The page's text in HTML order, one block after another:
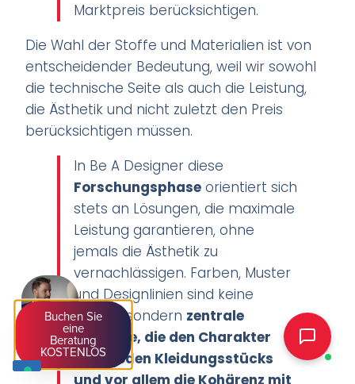
Marktpreis berücksichtigen.
Die Wahl der Stoffe und Materialien ist von
entscheidender Bedeutung, weil wir sowohl
die technische Seite als auch die Leistung,
die Ästhetik und nicht zuletzt den Preis
berücksichtigen müssen.
In Be A Designer diese
Forschungsphase orientiert sich
stets an Lösungen, die maximale
Leistung garantieren, ohne
jemals die Ästhetik zu
vernachlässigen. Farben, Muster
und Designlinien sind keine
Details, sondern zentrale
Elemente, die den Charakter
eines jeden Kleidungsstücks
Buchen Sie
eine
Beratung
KOSTENLOS